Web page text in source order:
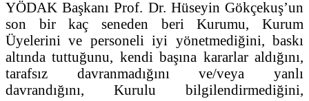
YÖDAK Başkanı Prof. Dr. Hüseyin Gökçekuş’un
son bir kaç seneden beri Kurumu, Kurum
Üyelerini ve personeli iyi yönetmediğini, baskı
altında tuttuğunu, kendi başına kararlar aldığını,
tarafsız davranmadığını ve/veya yanlı
davrandığını, Kurulu bilgilendirmediğini,